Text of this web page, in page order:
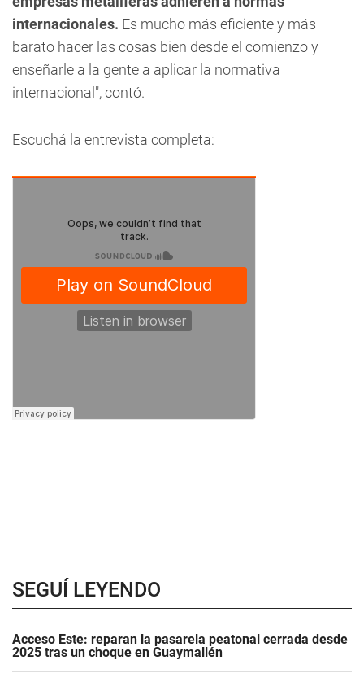
internacionales. Es mucho más eficiente y más
barato hacer las cosas bien desde el comienzo y
enseñarle a la gente a aplicar la normativa
internacional", contó.
Escuchá la entrevista completa:
SEGUÍ LEYENDO
Acceso Este: reparan la pasarela peatonal cerrada desde
2025 tras un choque en Guaymallén